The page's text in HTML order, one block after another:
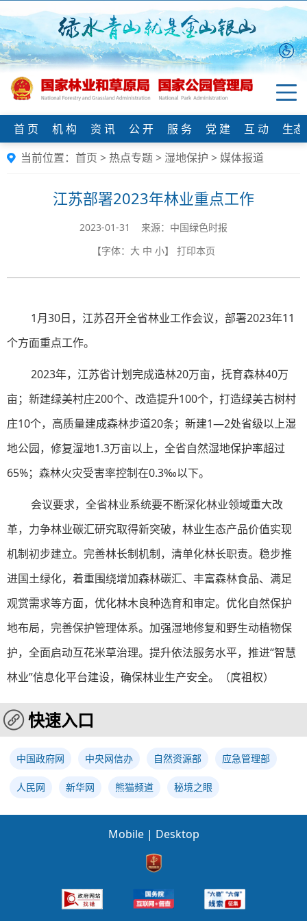
首 页 机 构 资 讯 公 开 服 务 党 建 互 动
生
当前位置： 首页 > 热点专题> 湿地保护 >媒体报道
江苏部署2023年林业重点工作
2023-01-31 来源：中国绿色时报
【字体： 大 中 小】 打印本页
1月30日，江苏召开全省林业工作会议，部署2023年11
个方面重点工作。
2023年，江苏省计划完成造林20万亩，抚育森林40万
亩；新建绿美村庄200个、改造提升100个，打造绿美古树村
庄10个，高质量建成森林步道20条；新建1—2处省级以上湿
地公园，修复湿地1.3万亩以上，全省自然湿地保护率超过
65%；森林火灾受害率控制在0.3‰以下。
会议要求，全省林业系统要不断深化林业领域重大改
革，力争林业碳汇研究取得新突破，林业生态产品价值实现
机制初步建立。完善林长制机制，清单化林长职责。稳步推
进国土绿化，着重围绕增加森林碳汇、丰富森林食品、满足
观赏需求等方面，优化林木良种选育和审定。优化自然保护
地布局，完善保护管理体系。加强湿地修复和野生动植物保
护，全面启动互花米草治理。提升依法服务水平，推进“智慧
林业”信息化平台建设，确保林业生产安全。（庹祖权）
快速入口
中国政府网 中央网信办 自然资源部 应急管理部
人民网 新华网 熊猫频道 秘境之眼
Mobile | Desktop